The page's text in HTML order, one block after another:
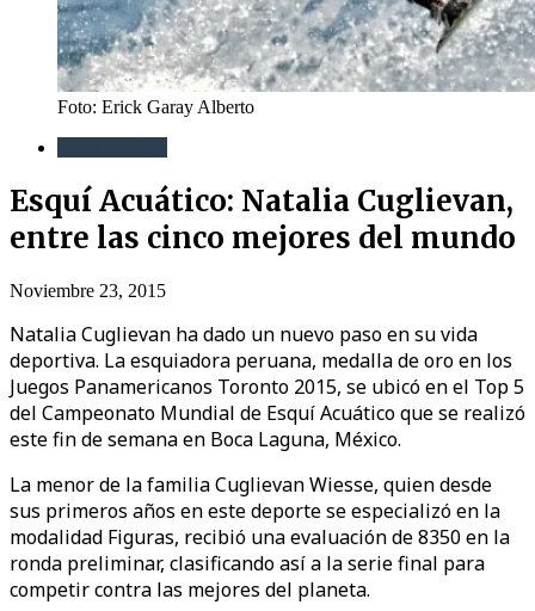
Foto: Erick Garay Alberto
Esquí Acuático: Natalia Cuglievan,
entre las cinco mejores del mundo
Noviembre 23, 2015
Natalia Cuglievan ha dado un nuevo paso en su vida
deportiva. La esquiadora peruana, medalla de oro en los
Juegos Panamericanos Toronto 2015, se ubicó en el Top 5
del Campeonato Mundial de Esquí Acuático que se realizó
este fin de semana en Boca Laguna, México.
La menor de la familia Cuglievan Wiesse, quien desde
sus primeros años en este deporte se especializó en la
modalidad Figuras, recibió una evaluación de 8350 en la
ronda preliminar, clasificando así a la serie final para
competir contra las mejores del planeta.